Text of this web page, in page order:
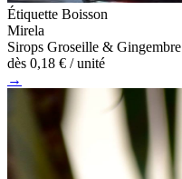
Étiquette Boisson
Mirela
Sirops Groseille & Gingembre
dès 0,18 € / unité
→